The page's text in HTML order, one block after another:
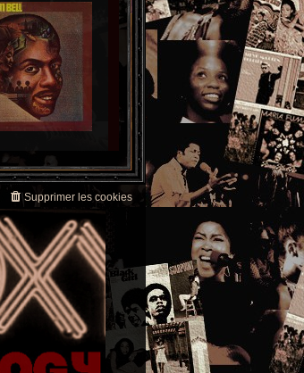
Supprimer les cookies